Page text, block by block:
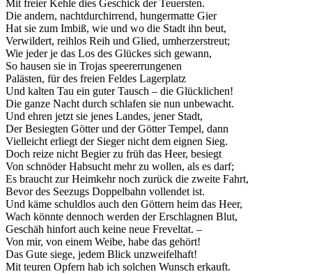
Mit freier Kehle dies Geschick der Teuersten.
Die andern, nachtdurchirrend, hungermatte Gier
Hat sie zum Imbiß, wie und wo die Stadt ihn beut,
Verwildert, reihlos Reih und Glied, umherzerstreut;
Wie jeder je das Los des Glückes sich gewann,
So hausen sie in Trojas speererrungenen
Palästen, für des freien Feldes Lagerplatz
Und kalten Tau ein guter Tausch – die Glücklichen!
Die ganze Nacht durch schlafen sie nun unbewacht.
Und ehren jetzt sie jenes Landes, jener Stadt,
Der Besiegten Götter und der Götter Tempel, dann
Vielleicht erliegt der Sieger nicht dem eignen Sieg.
Doch reize nicht Begier zu früh das Heer, besiegt
Von schnöder Habsucht mehr zu wollen, als es darf;
Es braucht zur Heimkehr noch zurück die zweite Fahrt,
Bevor des Seezugs Doppelbahn vollendet ist.
Und käme schuldlos auch den Göttern heim das Heer,
Wach könnte dennoch werden der Erschlagnen Blut,
Geschäh hinfort auch keine neue Freveltat. –
Von mir, von einem Weibe, habe das gehört!
Das Gute siege, jedem Blick unzweifelhaft!
Mit teuren Opfern hab ich solchen Wunsch erkauft.